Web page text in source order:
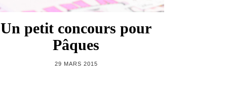
Un petit concours pour
Pâques
29 MARS 2015